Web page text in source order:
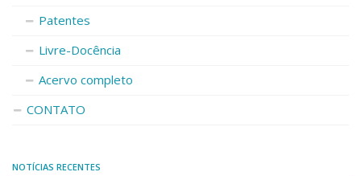
Patentes
Livre-Docência
Acervo completo
CONTATO
NOTÍCIAS RECENTES